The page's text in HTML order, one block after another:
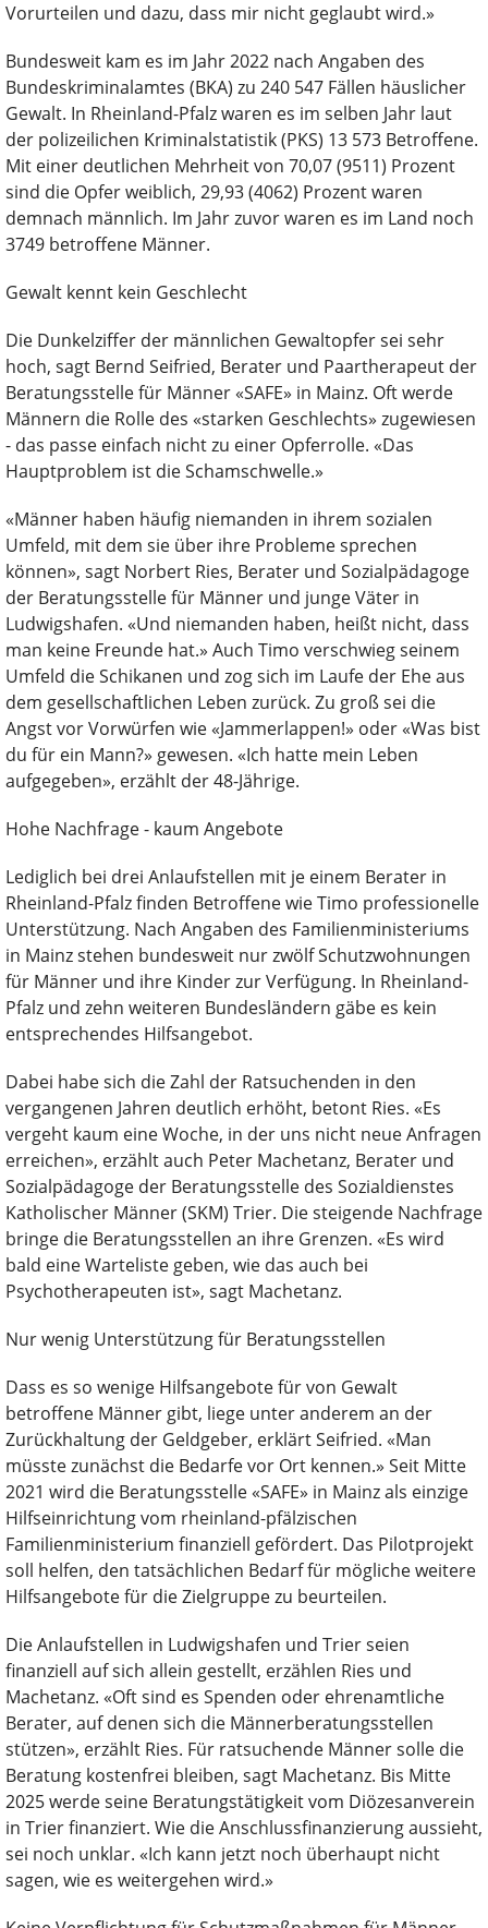
Vorurteilen und dazu, dass mir nicht geglaubt wird.»
Bundesweit kam es im Jahr 2022 nach Angaben des
Bundeskriminalamtes (BKA) zu 240 547 Fällen häuslicher
Gewalt. In Rheinland-Pfalz waren es im selben Jahr laut
der polizeilichen Kriminalstatistik (PKS) 13 573 Betroffene.
Mit einer deutlichen Mehrheit von 70,07 (9511) Prozent
sind die Opfer weiblich, 29,93 (4062) Prozent waren
demnach männlich. Im Jahr zuvor waren es im Land noch
3749 betroffene Männer.
Gewalt kennt kein Geschlecht
Die Dunkelziffer der männlichen Gewaltopfer sei sehr
hoch, sagt Bernd Seifried, Berater und Paartherapeut der
Beratungsstelle für Männer «SAFE» in Mainz. Oft werde
Männern die Rolle des «starken Geschlechts» zugewiesen
- das passe einfach nicht zu einer Opferrolle. «Das
Hauptproblem ist die Schamschwelle.»
«Männer haben häufig niemanden in ihrem sozialen
Umfeld, mit dem sie über ihre Probleme sprechen
können», sagt Norbert Ries, Berater und Sozialpädagoge
der Beratungsstelle für Männer und junge Väter in
Ludwigshafen. «Und niemanden haben, heißt nicht, dass
man keine Freunde hat.» Auch Timo verschwieg seinem
Umfeld die Schikanen und zog sich im Laufe der Ehe aus
dem gesellschaftlichen Leben zurück. Zu groß sei die
Angst vor Vorwürfen wie «Jammerlappen!» oder «Was bist
du für ein Mann?» gewesen. «Ich hatte mein Leben
aufgegeben», erzählt der 48-Jährige.
Hohe Nachfrage - kaum Angebote
Lediglich bei drei Anlaufstellen mit je einem Berater in
Rheinland-Pfalz finden Betroffene wie Timo professionelle
Unterstützung. Nach Angaben des Familienministeriums
in Mainz stehen bundesweit nur zwölf Schutzwohnungen
für Männer und ihre Kinder zur Verfügung. In Rheinland-
Pfalz und zehn weiteren Bundesländern gäbe es kein
entsprechendes Hilfsangebot.
Dabei habe sich die Zahl der Ratsuchenden in den
vergangenen Jahren deutlich erhöht, betont Ries. «Es
vergeht kaum eine Woche, in der uns nicht neue Anfragen
erreichen», erzählt auch Peter Machetanz, Berater und
Sozialpädagoge der Beratungsstelle des Sozialdienstes
Katholischer Männer (SKM) Trier. Die steigende Nachfrage
bringe die Beratungsstellen an ihre Grenzen. «Es wird
bald eine Warteliste geben, wie das auch bei
Psychotherapeuten ist», sagt Machetanz.
Nur wenig Unterstützung für Beratungsstellen
Dass es so wenige Hilfsangebote für von Gewalt
betroffene Männer gibt, liege unter anderem an der
Zurückhaltung der Geldgeber, erklärt Seifried. «Man
müsste zunächst die Bedarfe vor Ort kennen.» Seit Mitte
2021 wird die Beratungsstelle «SAFE» in Mainz als einzige
Hilfseinrichtung vom rheinland-pfälzischen
Familienministerium finanziell gefördert. Das Pilotprojekt
soll helfen, den tatsächlichen Bedarf für mögliche weitere
Hilfsangebote für die Zielgruppe zu beurteilen.
Die Anlaufstellen in Ludwigshafen und Trier seien
finanziell auf sich allein gestellt, erzählen Ries und
Machetanz. «Oft sind es Spenden oder ehrenamtliche
Berater, auf denen sich die Männerberatungsstellen
stützen», erzählt Ries. Für ratsuchende Männer solle die
Beratung kostenfrei bleiben, sagt Machetanz. Bis Mitte
2025 werde seine Beratungstätigkeit vom Diözesanverein
in Trier finanziert. Wie die Anschlussfinanzierung aussieht,
sei noch unklar. «Ich kann jetzt noch überhaupt nicht
sagen, wie es weitergehen wird.»